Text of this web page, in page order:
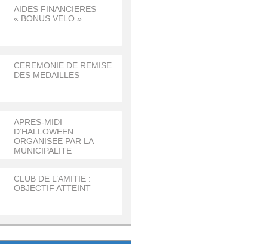
AIDES FINANCIERES
« BONUS VELO »
CEREMONIE DE REMISE
DES MEDAILLES
APRES-MIDI
D’HALLOWEEN
ORGANISEE PAR LA
MUNICIPALITE
CLUB DE L’AMITIE :
OBJECTIF ATTEINT